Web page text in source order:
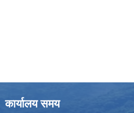
कार्यालय समय